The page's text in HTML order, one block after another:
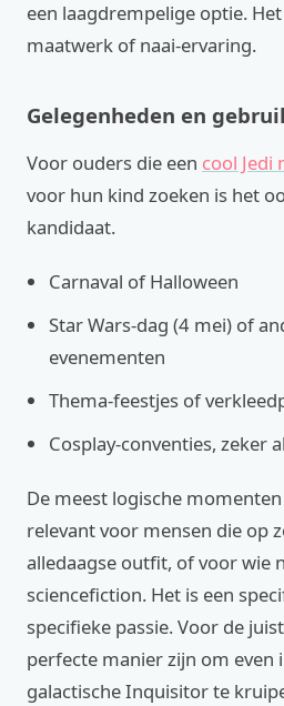
een laagdrempelige optie.
maatwerk of naai-ervaring.
Gelegenheden en
Voor ouders die een cool Jedi
voor hun kind zoeken is het
kandidaat.
Carnaval of Halloween
Star Wars-dag (4 mei) of
evenementen
Thema-feestjes of
Cosplay-conventies, zeker
De meest logische
relevant voor mensen die op
alledaagse outfit, of voor wie
sciencefiction. Het is een
specifieke passie. Voor de
perfecte manier zijn om even
galactische Inquisitor te